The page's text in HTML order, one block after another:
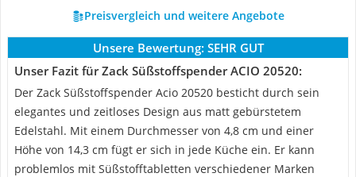
Preisvergleich und weitere Angebote
Unsere Bewertung: SEHR GUT
Unser Fazit für Zack Süßstoffspender ACIO 20520:
Der Zack Süßstoffspender Acio 20520 besticht durch sein
elegantes und zeitloses Design aus matt gebürstetem
Edelstahl. Mit einem Durchmesser von 4,8 cm und einer
Höhe von 14,3 cm fügt er sich in jede Küche ein. Er kann
problemlos mit Süßstofftabletten verschiedener Marken